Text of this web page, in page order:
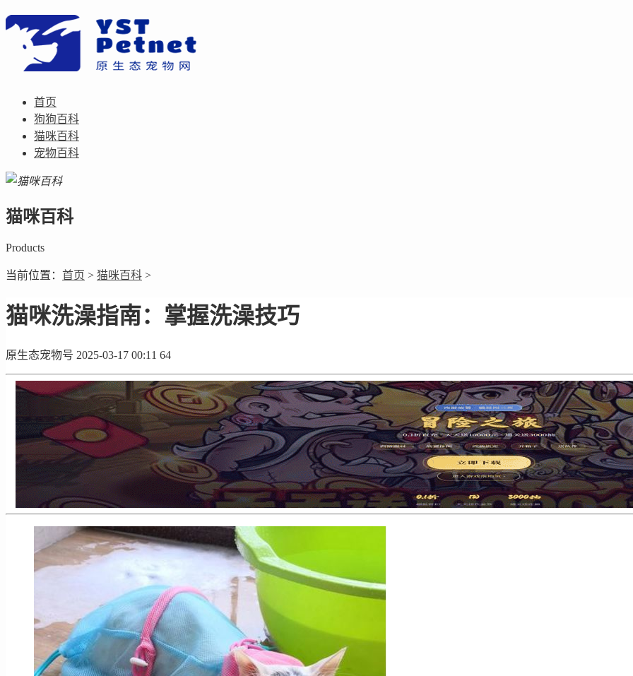
首页
狗狗百科
猫咪百科
宠物百科
猫咪百科
Products
当前位置： 首页 > 猫咪百科 >
猫咪洗澡指南：掌握洗澡技巧
原生态宠物号 2025-03-17 00:11 64